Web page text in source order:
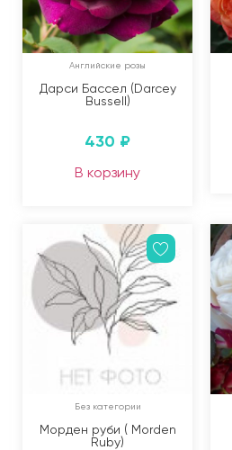
Английские розы
Дарси Бассел (Darcey
Bussell)
430 ₽
В корзину
Без категории
Морден руби ( Morden
Ruby)